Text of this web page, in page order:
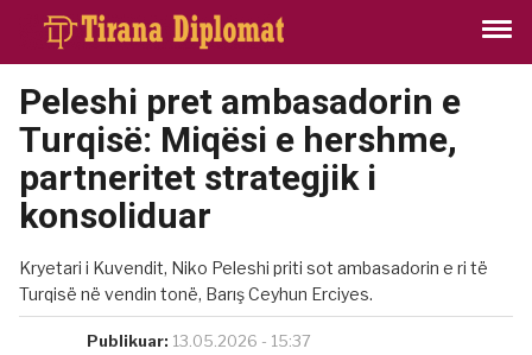
Peleshi pret ambasadorin e
Turqisë: Miqësi e hershme,
partneritet strategjik i
konsoliduar
Kryetari i Kuvendit, Niko Peleshi priti sot ambasadorin e ri të
Turqisë në vendin tonë, Barış Ceyhun Erciyes.
Publikuar: 13.05.2026 - 15:37